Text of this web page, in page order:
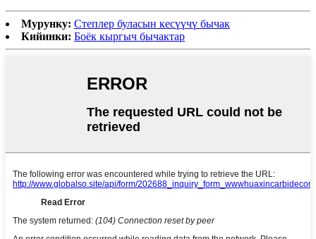
Мурунку: Степлер буласын кесүүчү бычак
Кийинки: Боёк кыргыч бычактар